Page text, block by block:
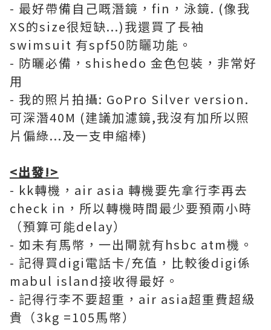
- 最好帶備自己嘅潛鏡，fin，泳鏡. (像我
XS的size很短缺...)我還買了長袖
swimsuit 有spf50防矖功能。
- 防曬必備，shishedo 金色包裝，非常好
用
- 我的照片拍攝: GoPro Silver version.
可深潛40M (建議加濾鏡,我沒有加所以照
片偏綠...及一支申縮棒)
<出發!>
- kk轉機，air asia 轉機要先拿行李再去
check in，所以轉機時間最少要預兩小時
（預算可能delay）
- 如未有馬幣，一出閘就有hsbc atm機。
- 記得買digi電話卡/充值，比較後digi係
mabul island接收得最好。
- 記得行李不要超重，air asia超重費超級
貴（3kg =105馬幣）